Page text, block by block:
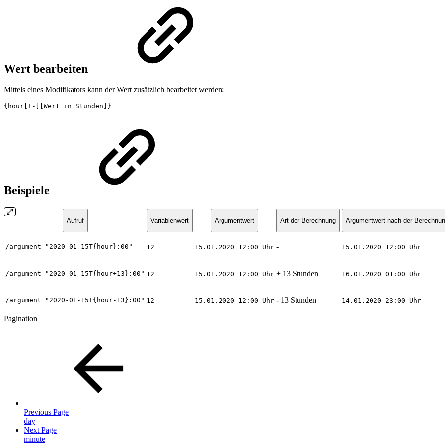
Wert bearbeiten
Mittels eines Modifikators kann der Wert zusätzlich bearbeitet werden:
{hour[+-][Wert in Stunden]}
Beispiele
Aufruf Variablenwert Argumentwert Art der Berechnung Argumentwert nach der
/argument "2020-01-15T{hour}:00" 12 15.01.2020 12:00 Uhr - 15.01.2020 12:00 Uhr
/argument "2020-01-15T{hour+13}:00" 12 15.01.2020 12:00 Uhr + 13 Stunden 16.01.2020 01:00 Uhr
/argument "2020-01-15T{hour-13}:00" 12 15.01.2020 12:00 Uhr - 13 Stunden 14.01.2020 23:00 Uhr
Pagination
Previous Page
day
Next Page
minute